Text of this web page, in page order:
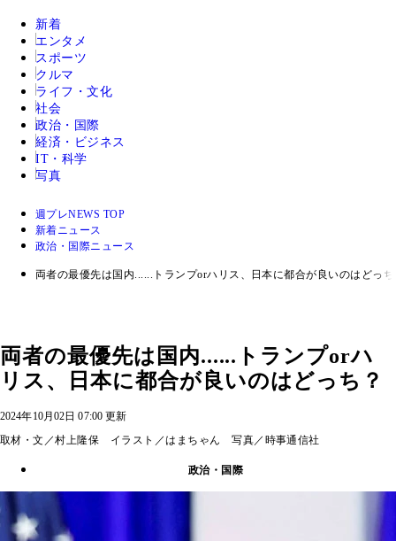
新着
エンタメ
スポーツ
クルマ
ライフ・文化
社会
政治・国際
経済・ビジネス
IT・科学
写真
週プレNEWS TOP
新着ニュース
政治・国際ニュース
両者の最優先は国内......トランプorハリス、日本に都合が良いのはどっ
両者の最優先は国内......トランプorハ
リス、日本に都合が良いのはどっち？
2024年10月02日 07:00 更新
取材・文／村上隆保 イラスト／はまちゃん 写真／時事通信社
政治・国際